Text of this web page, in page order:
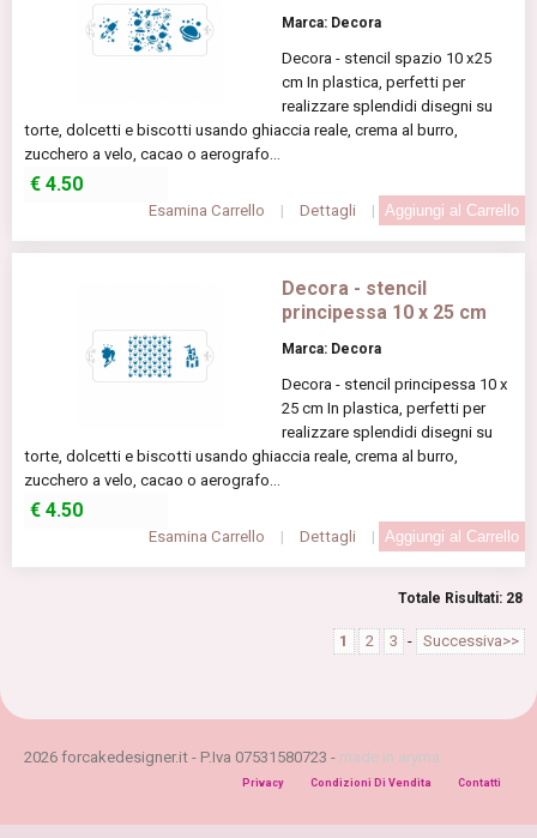
Marca: Decora
Decora - stencil spazio 10 x25
cm In plastica, perfetti per
realizzare splendidi disegni su
torte, dolcetti e biscotti usando ghiaccia reale, crema al burro,
zucchero a velo, cacao o aerografo...
€ 4.50
Esamina Carrello | Dettagli |
Decora - stencil
principessa 10 x 25 cm
Marca: Decora
Decora - stencil principessa 10 x
25 cm In plastica, perfetti per
realizzare splendidi disegni su
torte, dolcetti e biscotti usando ghiaccia reale, crema al burro,
zucchero a velo, cacao o aerografo...
€ 4.50
Esamina Carrello | Dettagli |
Totale Risultati: 28
1 2 3 - Successiva>>
2026 forcakedesigner.it - P.Iva 07531580723 - made in aryma
Privacy Condizioni Di Vendita Contatti